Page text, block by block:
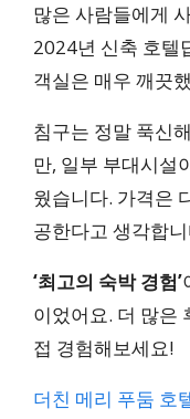
많은 사람들에게
2024년 신축 호텔
객실은 매우 깨끗
침구는 정말 푹신
만, 일부 부대시설
웠습니다. 가격은
공한다고 생각합
‘최고의 숙박 경험’
이었어요. 더 많은
접 경험해보세요!
더친 메리 푸둠 호